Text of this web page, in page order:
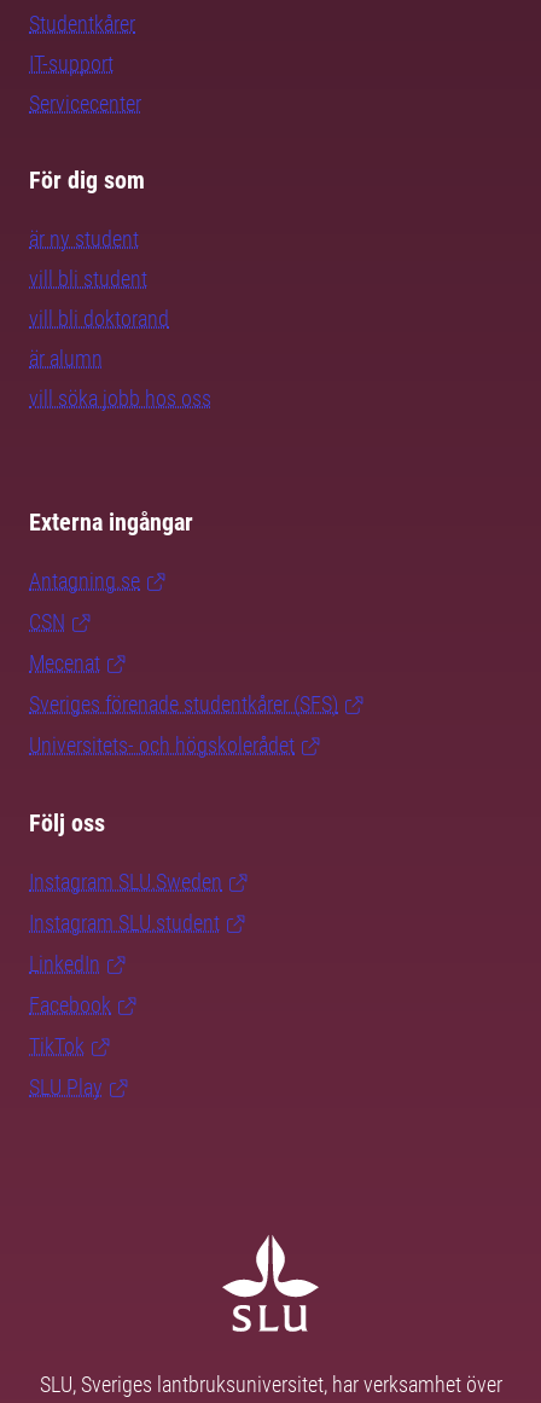
Studentkårer
IT-support
Servicecenter
För dig som
är ny student
vill bli student
vill bli doktorand
är alumn
vill söka jobb hos oss
Externa ingångar
Antagning.se
CSN
Mecenat
Sveriges förenade studentkårer (SFS)
Universitets- och högskolerådet
Följ oss
Instagram SLU.Sweden
Instagram SLU.student
LinkedIn
Facebook
TikTok
SLU Play
SLU, Sveriges lantbruksuniversitet, har verksamhet över